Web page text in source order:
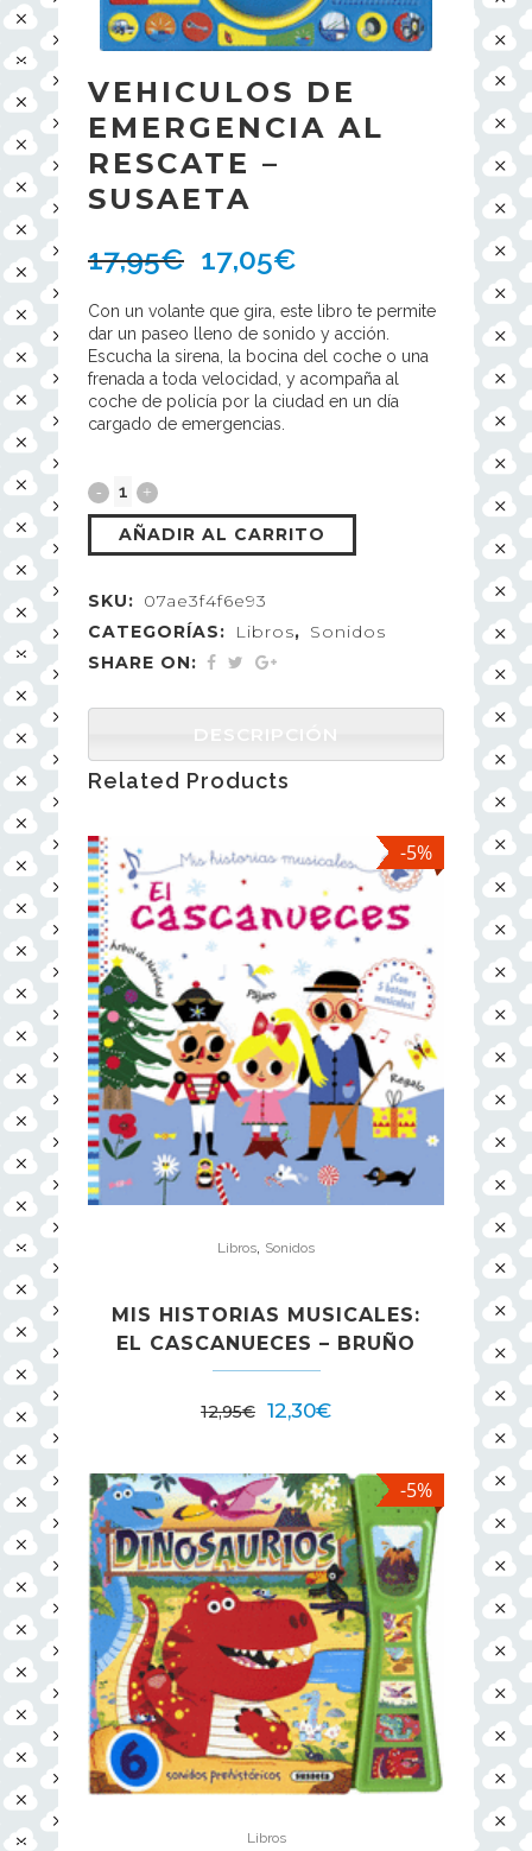
VEHICULOS DE
EMERGENCIA AL
RESCATE –
SUSAETA
17,95€ 17,05€
Con un volante que gira, este libro te permite
dar un paseo lleno de sonido y acción.
Escucha la sirena, la bocina del coche o una
frenada a toda velocidad, y acompaña al
coche de policía por la ciudad en un día
cargado de emergencias.
AÑADIR AL CARRITO
SKU: 07ae3f4f6e93
CATEGORÍAS:
Libros, Sonidos
SHARE ON:
DESCRIPCIÓN
Related Products
-5%
Libros Sonidos
MIS HISTORIAS MUSICALES:
EL CASCANUECES – BRUÑO
12,95€ 12,30€
-5%
Libros